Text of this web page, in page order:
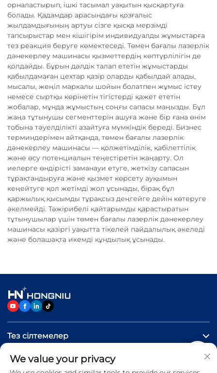
орналастырып, ішкі тасымал уақытын қысқартуға
болады. Қадамдар арасындағы қозғалыс
жылдамдығының артуы сізге қысқа мерзімді
тапсырыстар мен кішігірім индивидуалды жұмыстарға
тез реакция беруге көмектеседі. Төмен бағалы лазерлік
дәнекерлеу машинасы қызметтердің көптүрлілігін де
қолдайды. Бұрын дәлдік талап ететін жұмыстарды
қабылдамаған цехтар қазір оларды қабылдай алады,
мысалы, жеңіл маркалы шойын болатпен жұмыс істеу
немесе сыртқы көрінетін тігістерді қажет ететін
жобалар, мұнда жұмыстың соңғы сапасы маңызды. Бұл
жаңа тұтынушы сегменттерін ашуға және бір ғана өнім
тобына тәуелділікті азайтуға мүмкіндік береді. Бизнес
терминдерімен айтқанда, төмен бағалы лазерлік
дәнекерлеу машинасы — қолжетімділік, қабілеттілік
және өсу потенциалын теңестіретін жаңарту. Ол
иелерге өндірісті заманауи етуге, жеткізу сапасын
тұрақтандыруға және қызмет көрсету ауқымын
кеңейтуге қол жетімді жол ұсынады, бірақ бұл
қаржылық қысымды тұрақсыз деңгейге дейін көтеруге
әкелмейді. Тәжірибелі қайтарымды қарастыратын
тұтынушылар үшін төмен бағалы лазерлік дәнекерлеу
машинасы қазіргі уақытта тікелей пайдалылық әкеледі
және болашақта икемді құндылық ұсынады.
Тез сілтемелер
Өнімдер
We value your privacy